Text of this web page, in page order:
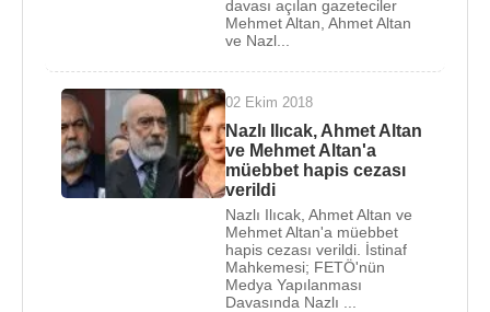
23'üncü Asliye Hukuk Mahkemesi'nde dava açıldı
ve bir milyar lira tazminat ödemeye mahkum oldu.
18 Nisan 1999 tarihinde yapılanTBMM
milletvekilleri seçimlerinde, Başında
Necmettin
Erbakan’ın olduğuFazilet Partisi'nden
milletvekili seçildi.
18 Nisan 1999 seçimlerinde İstanbul milletvekili
Merve Kavakçı'nın,TBMM
türbanla girerek kriz yaratmasını "Başörtüsünü
savunmanın neden laikliğe karşı bir kalkışma
davası açılan gazeteciler
Mehmet Altan, Ahmet Altan
ve Nazl...
02 Ekim 2018
Nazlı Ilıcak, Ahmet Altan
ve Mehmet Altan'a
müebbet hapis cezası
verildi
Nazlı Ilıcak, Ahmet Altan ve
Mehmet Altan'a müebbet
hapis cezası verildi. İstinaf
Mahkemesi; FETÖ'nün
Medya Yapılanması
Davasında Nazlı ...